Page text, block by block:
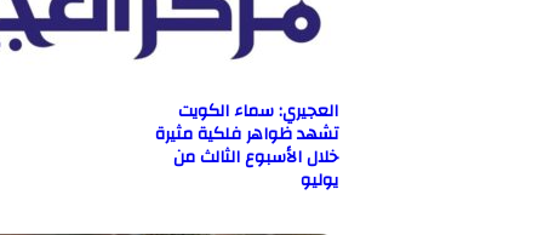
العجيري: سماء الكويت
تشهد ظواهر فلكية مثيرة
خلال الأسبوع الثالث من